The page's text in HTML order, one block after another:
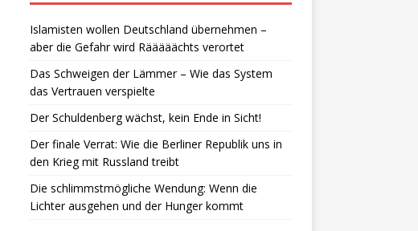
Islamisten wollen Deutschland übernehmen –
aber die Gefahr wird Rääääächts verortet
Das Schweigen der Lämmer – Wie das System
das Vertrauen verspielte
Der Schuldenberg wächst, kein Ende in Sicht!
Der finale Verrat: Wie die Berliner Republik uns in
den Krieg mit Russland treibt
Die schlimmstmögliche Wendung: Wenn die
Lichter ausgehen und der Hunger kommt